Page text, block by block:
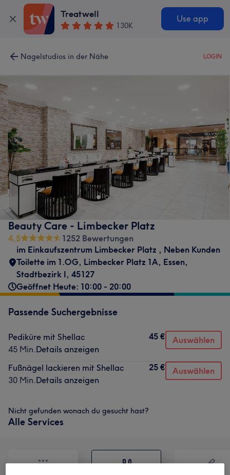
Treatwell
130K
Use app
Nagelstudios in der Nähe LOGIN
Beauty Care - Limbecker Platz
4,5
1252 Bewertungen
im Einkaufszentrum Limbecker Platz , Neben Kunden
Toilette im 1.OG, Limbecker Platz 1A, Essen,
Stadtbezirk I, 45127
Geöffnet Heute: 10:00 - 20:00
Passende Suchergebnisse
Pediküre mit Shellac
45 Min.Details anzeigen
45 € Auswählen
Fußnägel lackieren mit Shellac
30 Min.Details anzeigen
25 € Auswählen
Nicht gefunden wonach du gesucht hast?
Alle Services